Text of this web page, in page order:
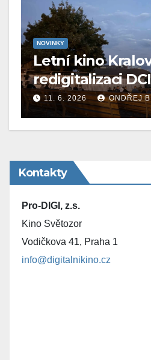
NOVINKY
Letní kino
redigitalizaci DCI
11. 6. 2026 ONDŘEJ
Kontakty
Pro-DIGI, z.s.
Kino Světozor
Vodičkova 41, Praha 1
info@digitalnikino.cz